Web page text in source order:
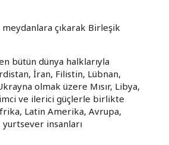
çıkarak Birleşik
bütün dünya halklarıyla
İran, Filistin, Lübnan,
olmak üzere Mısır, Libya,
ve ilerici güçlerle birlikte
Latin Amerika, Avrupa,
insanları